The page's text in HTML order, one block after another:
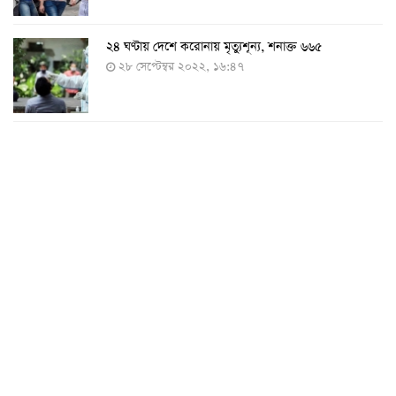
২৪ ঘণ্টায় দেশে করোনায় মৃত্যুশূন্য, শনাক্ত ৬৬৫
২৮ সেপ্টেম্বর ২০২২, ১৬:৪৭